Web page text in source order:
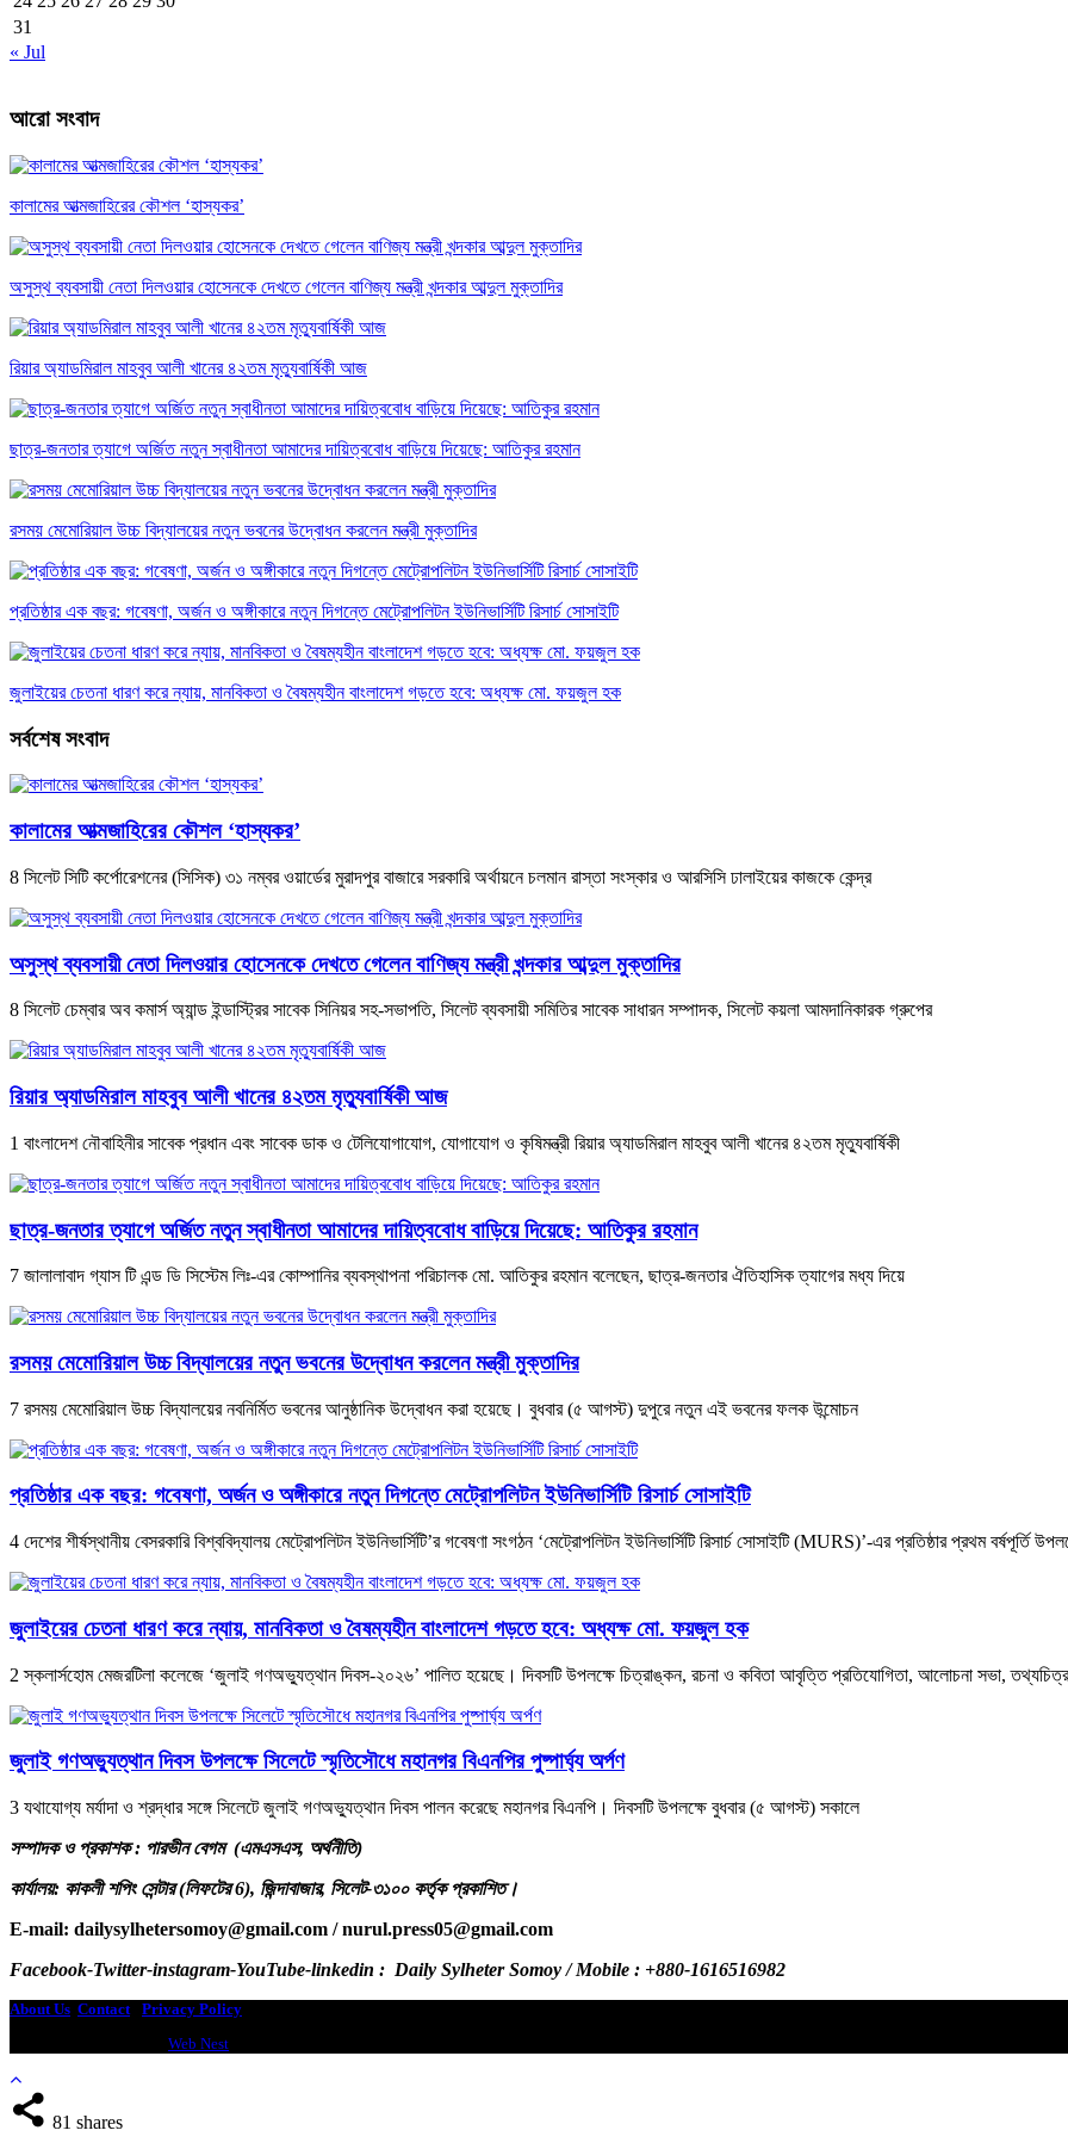
31
« Jul
আরো সংবাদ
কালামের আত্মজাহিরের কৌশল ‘হাস্যকর’
অসুস্থ ব্যবসায়ী নেতা দিলওয়ার হোসেনকে দেখতে গেলেন বাণিজ্য মন্ত্রী খন্দকার আব্দুল মুক্তাদির
রিয়ার অ্যাডমিরাল মাহবুব আলী খানের ৪২তম মৃত্যুবার্ষিকী আজ
ছাত্র-জনতার ত্যাগে অর্জিত নতুন স্বাধীনতা আমাদের দায়িত্ববোধ বাড়িয়ে দিয়েছে: আতিকুর রহমান
রসময় মেমোরিয়াল উচ্চ বিদ্যালয়ের নতুন ভবনের উদ্বোধন করলেন মন্ত্রী মুক্তাদির
প্রতিষ্ঠার এক বছর: গবেষণা, অর্জন ও অঙ্গীকারে নতুন দিগন্তে মেট্রোপলিটন ইউনিভার্সিটি রিসার্চ সোসাইটি
জুলাইয়ের চেতনা ধারণ করে ন্যায়, মানবিকতা ও বৈষম্যহীন বাংলাদেশ গড়তে হবে: অধ্যক্ষ মো. ফয়জুল হক
সর্বশেষ সংবাদ
কালামের আত্মজাহিরের কৌশল ‘হাস্যকর’
8 সিলেট সিটি কর্পোরেশনের (সিসিক) ৩১ নম্বর ওয়ার্ডের মুরাদপুর বাজারে সরকারি অর্থায়নে চলমান রাস্তা সংস্কার ও আরসিসি ঢালাইয়ের কাজকে কেন্দ্র
অসুস্থ ব্যবসায়ী নেতা দিলওয়ার হোসেনকে দেখতে গেলেন বাণিজ্য মন্ত্রী খন্দকার আব্দুল মুক্তাদির
8 সিলেট চেম্বার অব কমার্স অ্যান্ড ইন্ডাস্ট্রির সাবেক সিনিয়র সহ-সভাপতি, সিলেট ব্যবসায়ী সমিতির সাবেক সাধারন সম্পাদক, সিলেট কয়লা আমদানিকারক গ্রুপের
রিয়ার অ্যাডমিরাল মাহবুব আলী খানের ৪২তম মৃত্যুবার্ষিকী আজ
1 বাংলাদেশ নৌবাহিনীর সাবেক প্রধান এবং সাবেক ডাক ও টেলিযোগাযোগ, যোগাযোগ ও কৃষিমন্ত্রী রিয়ার অ্যাডমিরাল মাহবুব আলী খানের ৪২তম মৃত্যুবার্ষিকী
ছাত্র-জনতার ত্যাগে অর্জিত নতুন স্বাধীনতা আমাদের দায়িত্ববোধ বাড়িয়ে দিয়েছে: আতিকুর রহমান
7 জালালাবাদ গ্যাস টি এন্ড ডি সিস্টেম লিঃ-এর কোম্পানির ব্যবস্থাপনা পরিচালক মো. আতিকুর রহমান বলেছেন, ছাত্র-জনতার ঐতিহাসিক ত্যাগের মধ্য দিয়ে
রসময় মেমোরিয়াল উচ্চ বিদ্যালয়ের নতুন ভবনের উদ্বোধন করলেন মন্ত্রী মুক্তাদির
7 রসময় মেমোরিয়াল উচ্চ বিদ্যালয়ের নবনির্মিত ভবনের আনুষ্ঠানিক উদ্বোধন করা হয়েছে। বুধবার (৫ আগস্ট) দুপুরে নতুন এই ভবনের ফলক উন্মোচন
প্রতিষ্ঠার এক বছর: গবেষণা, অর্জন ও অঙ্গীকারে নতুন দিগন্তে মেট্রোপলিটন ইউনিভার্সিটি রিসার্চ সোসাইটি
4 দেশের শীর্ষস্থানীয় বেসরকারি বিশ্ববিদ্যালয় মেট্রোপলিটন ইউনিভার্সিটি’র গবেষণা সংগঠন ‘মেট্রোপলিটন ইউনিভার্সিটি রিসার্চ সোসাইটি (MURS)’-এর প্রতিষ্ঠার প্রথম বর্ষপূর্তি
জুলাইয়ের চেতনা ধারণ করে ন্যায়, মানবিকতা ও বৈষম্যহীন বাংলাদেশ গড়তে হবে: অধ্যক্ষ মো. ফয়জুল হক
2 স্কলার্সহোম মেজরটিলা কলেজে ‘জুলাই গণঅভ্যুত্থান দিবস-২০২৬’ পালিত হয়েছে। দিবসটি উপলক্ষে চিত্রাঙ্কন, রচনা ও কবিতা আবৃত্তি প্রতিযোগিতা, আলোচনা সভা, তথ্যচিত্র
জুলাই গণঅভ্যুত্থান দিবস উপলক্ষে সিলেটে স্মৃতিসৌধে মহানগর বিএনপির পুষ্পার্ঘ্য অর্পণ
3 যথাযোগ্য মর্যাদা ও শ্রদ্ধার সঙ্গে সিলেটে জুলাই গণঅভ্যুত্থান দিবস পালন করেছে মহানগর বিএনপি। দিবসটি উপলক্ষে বুধবার (৫ আগস্ট) সকালে
সম্পাদক ও প্রকাশক : পারভীন বেগম (এমএসএস, অর্থনীতি)
কার্যালয়: কাকলী শপিং সেন্টার (লিফটের 6), জিন্দাবাজার, সিলেট-৩১০০ কর্তৃক প্রকাশিত।
E-mail: dailysylhetersomoy@gmail.com / nurul.press05@gmail.com
Facebook-Twitter-instagram-YouTube-linkedin : Daily Sylheter Somoy / Mobile : +880-1616516982
About Us Contact
Privacy Policy
Web Nest
81 shares